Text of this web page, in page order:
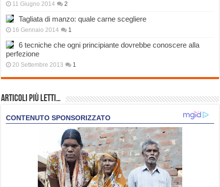
11 Giugno 2014 2
Tagliata di manzo: quale carne scegliere
16 Gennaio 2014 1
6 tecniche che ogni principiante dovrebbe conoscere alla
perfezione
20 Settembre 2013 1
Articoli più Letti…